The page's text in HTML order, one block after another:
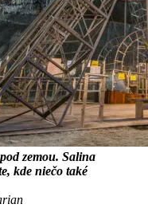
zemou. Salina
kde niečo také